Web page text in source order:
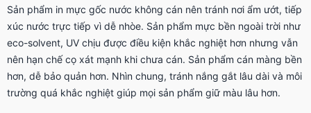
Sản phẩm in mực gốc nước không cán nên tránh nơi ẩm ướt, tiếp
xúc nước trực tiếp vì dễ nhòe. Sản phẩm mực bền ngoài trời như
eco-solvent, UV chịu được điều kiện khắc nghiệt hơn nhưng vẫn
nên hạn chế cọ xát mạnh khi chưa cán. Sản phẩm cán màng bền
hơn, dễ bảo quản hơn. Nhìn chung, tránh nắng gắt lâu dài và môi
trường quá khắc nghiệt giúp mọi sản phẩm giữ màu lâu hơn.